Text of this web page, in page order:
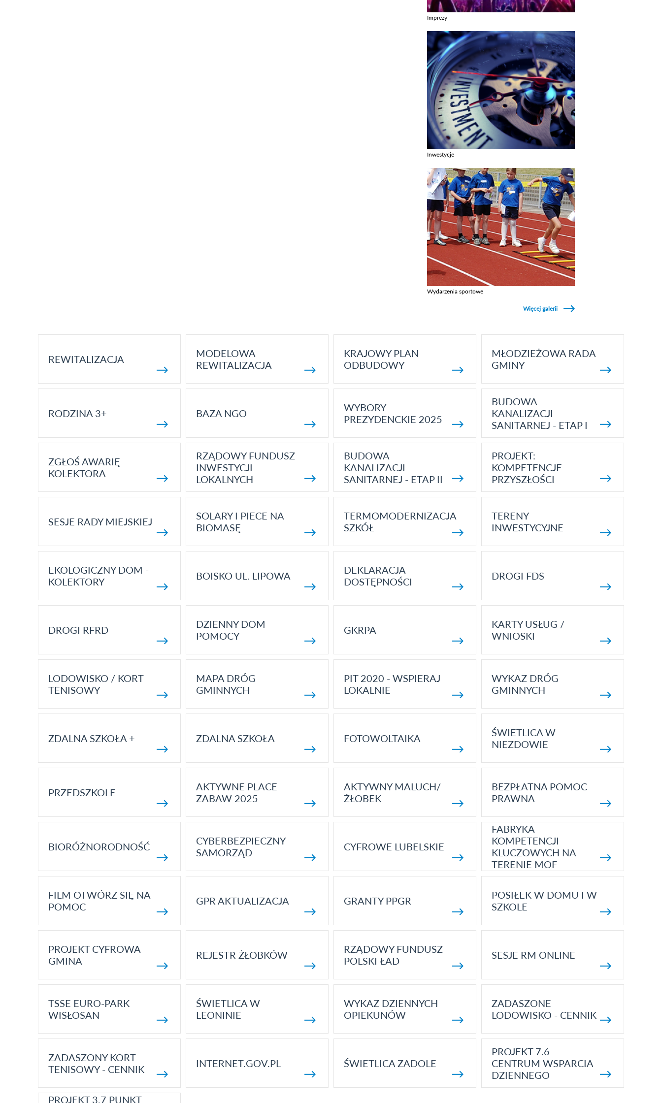
Imprezy
Inwestycje
Wydarzenia sportowe
Więcej galerii
REWITALIZACJA
MODELOWA
REWITALIZACJA
KRAJOWY PLAN
ODBUDOWY
MŁODZIEŻOWA RADA
GMINY
RODZINA 3+ BAZA NGO
WYBORY
PREZYDENCKIE 2025
BUDOWA
KANALIZACJI
SANITARNEJ - ETAP I
ZGŁOŚ AWARIĘ
KOLEKTORA
RZĄDOWY FUNDUSZ
INWESTYCJI
LOKALNYCH
BUDOWA
KANALIZACJI
SANITARNEJ - ETAP II
PROJEKT:
KOMPETENCJE
PRZYSZŁOŚCI
SESJE RADY MIEJSKIEJ
SOLARY I PIECE NA
BIOMASĘ
TERMOMODERNIZACJA
SZKÓŁ
TERENY
INWESTYCYJNE
EKOLOGICZNY DOM -
KOLEKTORY
BOISKO UL. LIPOWA
DEKLARACJA
DOSTĘPNOŚCI
DROGI FDS
DROGI RFRD
DZIENNY DOM
POMOCY
GKRPA
KARTY USŁUG /
WNIOSKI
LODOWISKO / KORT
TENISOWY
MAPA DRÓG
GMINNYCH
PIT 2020 - WSPIERAJ
LOKALNIE
WYKAZ DRÓG
GMINNYCH
ZDALNA SZKOŁA + ZDALNA SZKOŁA FOTOWOLTAIKA
ŚWIETLICA W
NIEZDOWIE
PRZEDSZKOLE
AKTYWNE PLACE
ZABAW 2025
AKTYWNY MALUCH/
ŻŁOBEK
BEZPŁATNA POMOC
PRAWNA
BIORÓŻNORODNOŚĆ
CYBERBEZPIECZNY
SAMORZĄD
CYFROWE LUBELSKIE
FABRYKA
KOMPETENCJI
KLUCZOWYCH NA
TERENIE MOF
FILM OTWÓRZ SIĘ NA
POMOC
GPR AKTUALIZACJA GRANTY PPGR
POSIŁEK W DOMU I W
SZKOLE
PROJEKT CYFROWA
GMINA
REJESTR ŻŁOBKÓW
RZĄDOWY FUNDUSZ
POLSKI ŁAD
SESJE RM ONLINE
TSSE EURO-PARK
WISŁOSAN
ŚWIETLICA W
LEONINIE
WYKAZ DZIENNYCH
OPIEKUNÓW
ZADASZONE
LODOWISKO - CENNIK
ZADASZONY KORT
TENISOWY - CENNIK
INTERNET.GOV.PL ŚWIETLICA ZADOLE
PROJEKT 7.6
CENTRUM WSPARCIA
DZIENNEGO
PROJEKT 3.7 PUNKT